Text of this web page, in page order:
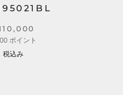
ポイント
税込み